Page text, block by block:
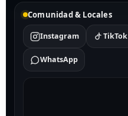
Comunidad & Locales
Instagram TikTok
WhatsApp